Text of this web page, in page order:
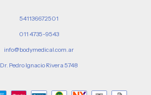
541136672501
011 4735-9543
info@bodymedical.com.ar
Dr. Pedro Ignacio Rivera 5748